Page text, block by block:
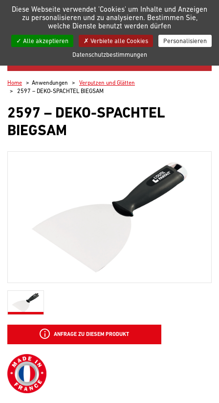
Meine Listen
VERPUTZEN UND GLÄTTEN
Home Anwendungen
Verputzen und Glätten
2597 – DEKO-SPACHTEL BIEGSAM
2597 – DEKO-SPACHTEL
BIEGSAM
ANFRAGE ZU DIESEM PRODUKT
Diese Webseite verwendet 'Cookies' um Inhalte und Anzeigen
zu personalisieren und zu analysieren. Bestimmen Sie,
welche Dienste benutzt werden dürfen
Alle akzeptieren Verbiete alle Cookies
Personalisieren
Datenschutzbestimmungen